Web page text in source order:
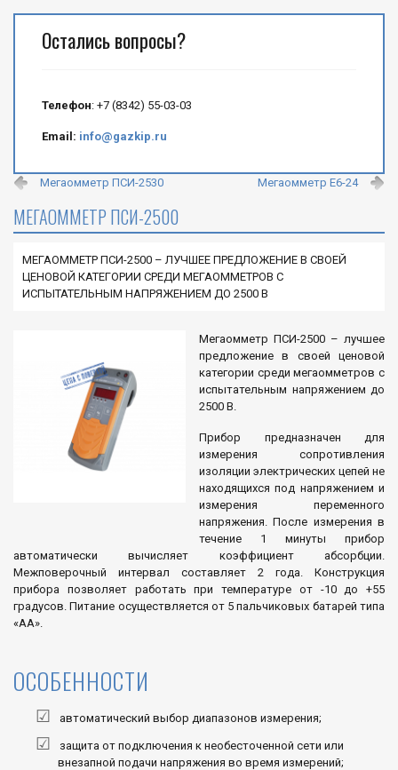
Остались вопросы?
Телефон: +7 (8342) 55-03-03
Email: info@gazkip.ru
Мегаомметр ПСИ-2530 Мегаомметр Е6-24
МЕГАОММЕТР ПСИ-2500
МЕГАОММЕТР ПСИ-2500 – ЛУЧШЕЕ ПРЕДЛОЖЕНИЕ В СВОЕЙ
ЦЕНОВОЙ КАТЕГОРИИ СРЕДИ МЕГАОММЕТРОВ С
ИСПЫТАТЕЛЬНЫМ НАПРЯЖЕНИЕМ ДО 2500 В
Мегаомметр ПСИ-2500 – лучшее
предложение в своей ценовой
категории среди мегаомметров с
испытательным напряжением до
2500 В.
Прибор предназначен для
измерения сопротивления
изоляции электрических цепей не
находящихся под напряжением и
измерения переменного
напряжения. После измерения в
течение 1 минуты прибор
автоматически вычисляет коэффициент абсорбции.
Межповерочный интервал составляет 2 года. Конструкция
прибора позволяет работать при температуре от -10 до +55
градусов. Питание осуществляется от 5 пальчиковых батарей типа
«АА».
ОСОБЕННОСТИ
автоматический выбор диапазонов измерения;
защита от подключения к необесточенной сети или
внезапной подачи напряжения во время измерений;